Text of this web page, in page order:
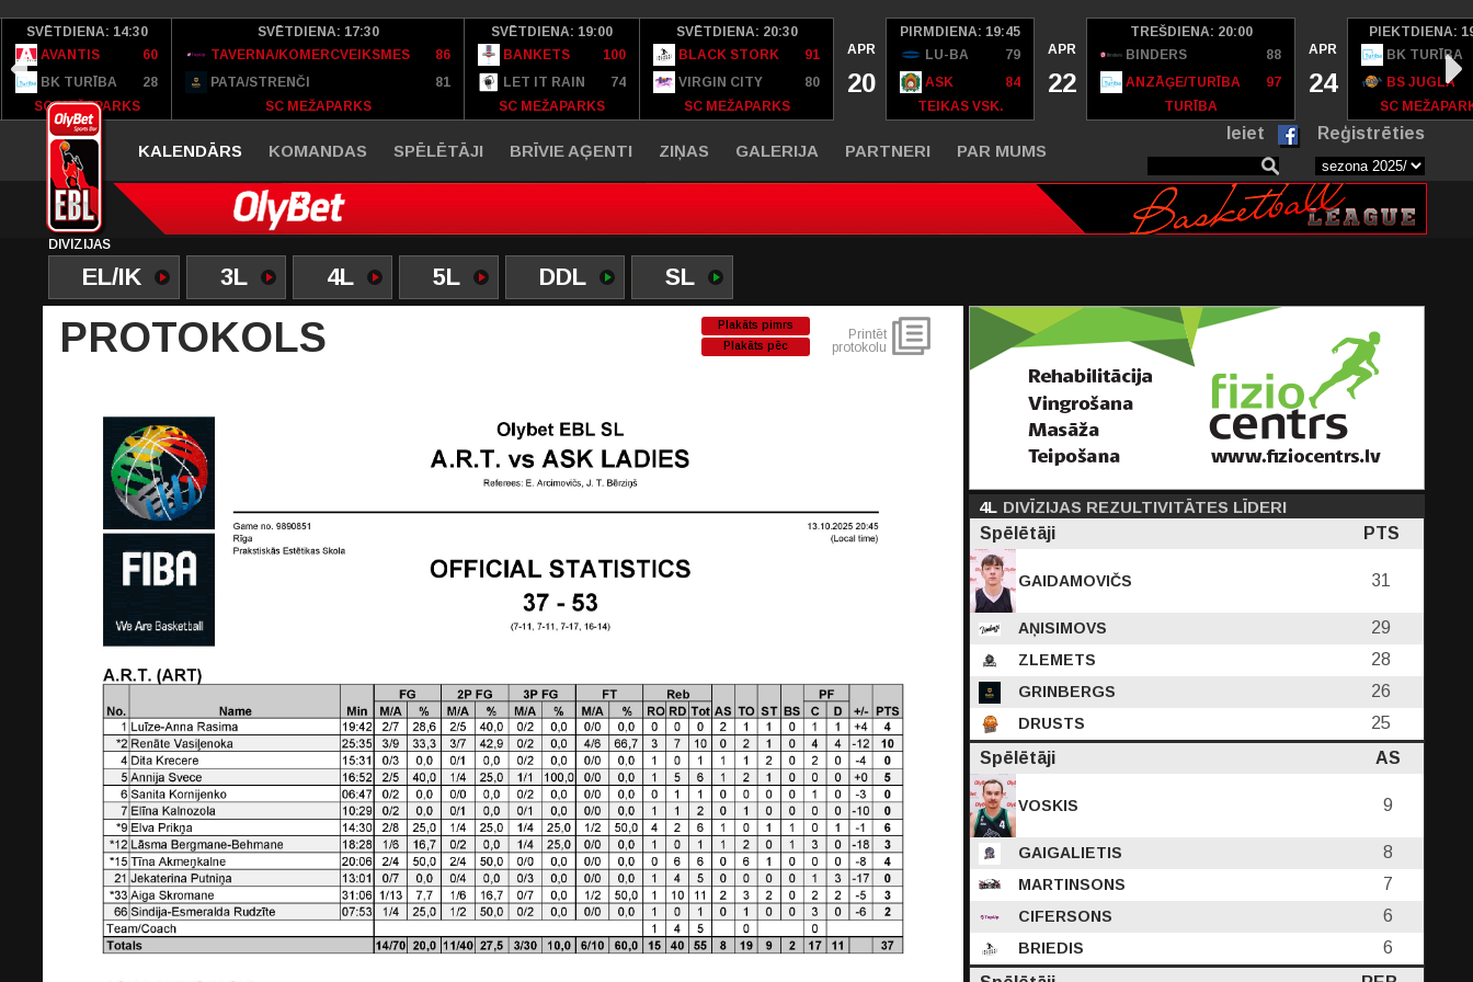
SVĒTDIENA: 14:30
AVANTIS
60
BK TURĪBA
28
SC MEŽAPARKS
SVĒTDIENA: 17:30
TAVERNA/KOMERCVEIKSMES
86
PATA/STRENČI
81
SC MEŽAPARKS
SVĒTDIENA: 19:00
BANKETS
100
LET IT RAIN
74
SC MEŽAPARKS
SVĒTDIENA: 20:30
BLACK STORK
91
VIRGIN CITY
80
SC MEŽAPARKS
APR
20
PIRMDIENA: 19:45
LU-BA
79
ASK
84
TEIKAS VSK.
APR
22
TREŠDIENA: 20:00
BINDERS
88
ANZĀĢE/TURĪBA
97
TURĪBA
APR
24
PIEKTDIENA:
BK TURĪBA
BS JUGLA
SC
KALENDĀRS KOMANDAS SPĒLĒTĀJI BRĪVIE AĢENTI ZIŅAS GALERIJA PARTNERI PAR MUMS
Ieiet Reģistrēties
DIVĪZIJAS
EL/IK 3L 4L 5L DDL SL
PROTOKOLS
Plakāts pimrs
Plakāts pēc
Printēt
protokolu
4L DIVĪZIJAS REZULTIVITĀTES LĪDERI
Spēlētāji
PTS
GAIDAMOVIČS 31
AŅISIMOVS 29
ZLEMETS 28
GRINBERGS 26
DRUSTS
25
Spēlētāji
AS
VOSKIS 9
GAIGALIETIS 8
MARTINSONS 7
CIFERSONS 6
BRIEDIS
6